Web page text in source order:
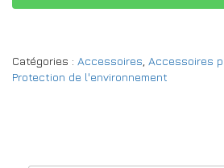
Catégories : Accessoires, Accessoires
Protection de l'environnement